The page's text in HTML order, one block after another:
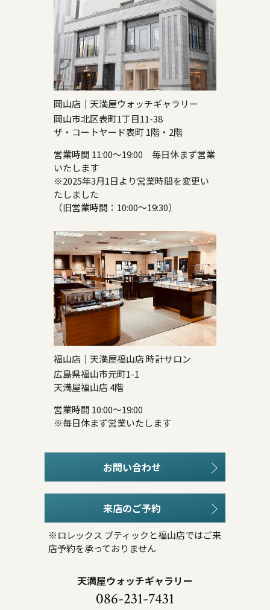
岡山店｜天満屋ウォッチギャラリー
岡山市北区表町1丁目11-38
ザ・コートヤード表町 1階・2階
営業時間 11:00～19:00 毎日休まず営業
いたします
※2025年3月1日より営業時間を変更い
たしました
（旧営業時間：10:00～19:30）
福山店｜天満屋福山店 時計サロン
広島県福山市元町1-1
天満屋福山店 4階
営業時間 10:00～19:00
※毎日休まず営業いたします
お問い合わせ
来店のご予約
※ロレックス ブティックと福山店ではご来
店予約を承っておりません
天満屋ウォッチギャラリー
086-231-7431